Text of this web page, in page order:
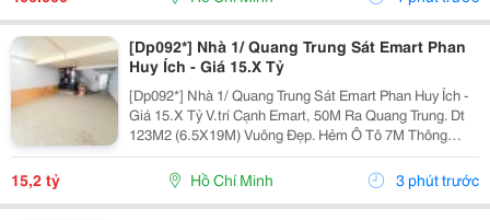
[Dp092*] Nhà 1/ Quang Trung Sát Emart Phan
Huy Ích - Giá 15.X Tỷ
[Dp092*] Nhà 1/ Quang Trung Sát Emart Phan Huy Ích -
Giá 15.X Tỷ V.trí Cạnh Emart, 50M Ra Quang Trung. Dt
123M2 (6.5X19M) Vuông Đẹp. Hẻm Ô Tô 7M Thông
Thoáng. Kết Cấu 4T, Có 11Pn 11Tolet. Tiện Xây Mới. ▶️
Nhắn Tin Ngay Để Xem Nhà.
15,2 tỷ Hồ Chí Minh 3 phút trước